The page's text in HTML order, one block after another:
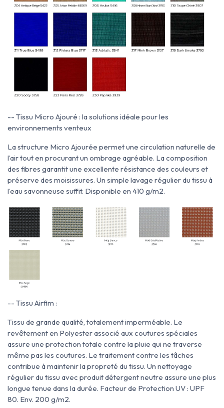
-- Tissu Micro Ajouré : la solutions idéale pour les
environnements venteux
La structure Micro Ajourée permet une circulation naturelle de
l’air tout en procurant un ombrage agréable. La composition
des fibres garantit une excellente résistance des couleurs et
préserve des moisissures. Un simple lavage régulier du tissu à
l’eau savonneuse suffit. Disponible en 410 g/m2.
-- Tissu Airfim :
Tissu de grande qualité, totalement imperméable. Le
revêtement en Polyester associé aux coutures spéciales
assure une protection totale contre la pluie qui ne traverse
même pas les coutures. Le traitement contre les tâches
contribue à maintenir la propreté du tissu. Un nettoyage
régulier du tissu avec produit détergent neutre assure une plus
longue tenue dans la durée. Facteur de Protection UV : UPF
80. Env. 200 g/m2.